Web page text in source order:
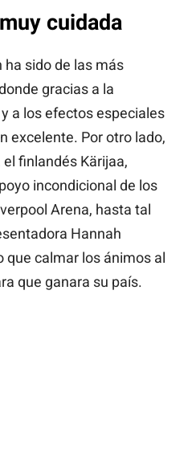
cuidada
ha sido de las más
gracias a la
a los efectos especiales
excelente. Por otro lado,
finlandés Kärijaa,
incondicional de los
Arena, hasta tal
Hannah
que calmar los ánimos al
que ganara su país.